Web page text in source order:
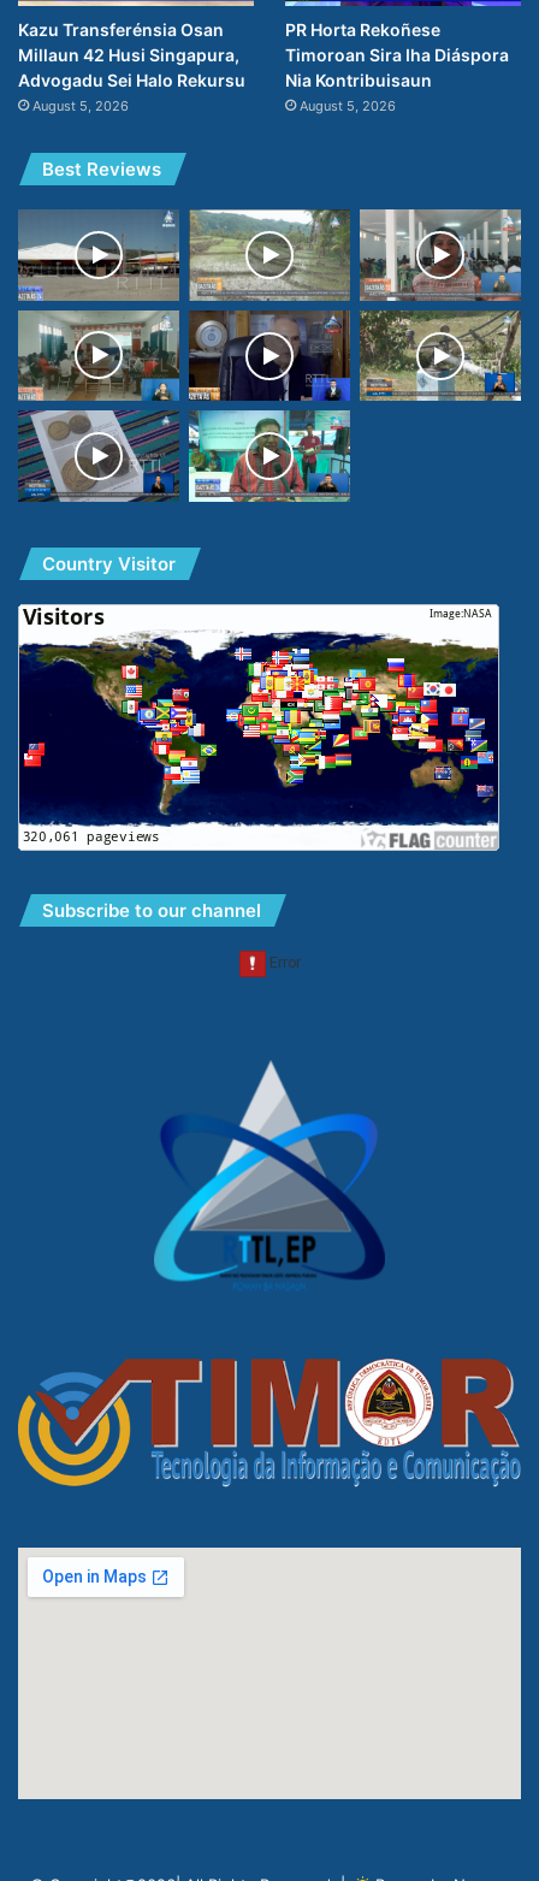
Kazu Transferénsia Osan
Millaun 42 Husi Singapura,
Advogadu Sei Halo Rekursu
August 5, 2026
PR Horta Rekoñese
Timoroan Sira Iha Diáspora
Nia Kontribuisaun
August 5, 2026
Best Reviews
Country Visitor
Subscribe to our channel